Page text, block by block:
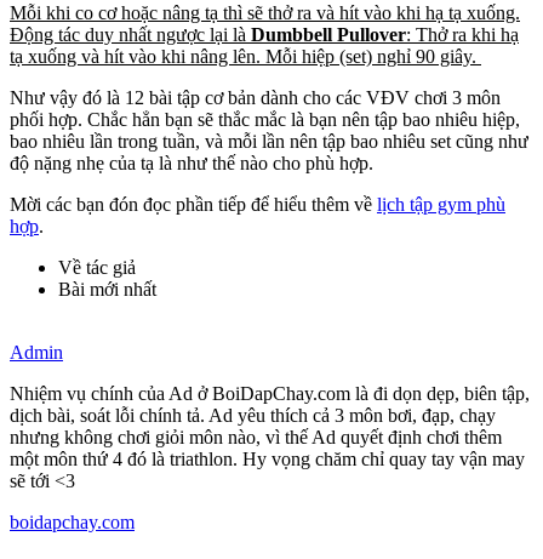
Mỗi khi co cơ hoặc nâng tạ thì sẽ thở ra và hít vào khi hạ tạ xuống.
Động tác duy nhất ngược lại là Dumbbell Pullover: Thở ra khi hạ
tạ xuống và hít vào khi nâng lên. Mỗi hiệp (set) nghỉ 90 giây.
Như vậy đó là 12 bài tập cơ bản dành cho các VĐV chơi 3 môn
phối hợp. Chắc hẳn bạn sẽ thắc mắc là bạn nên tập bao nhiêu hiệp,
bao nhiêu lần trong tuần, và mỗi lần nên tập bao nhiêu set cũng như
độ nặng nhẹ của tạ là như thế nào cho phù hợp.
Mời các bạn đón đọc phần tiếp để hiểu thêm về lịch tập gym phù
hợp.
Về tác giả
Bài mới nhất
Admin
Nhiệm vụ chính của Ad ở BoiDapChay.com là đi dọn dẹp, biên tập,
dịch bài, soát lỗi chính tả. Ad yêu thích cả 3 môn bơi, đạp, chạy
nhưng không chơi giỏi môn nào, vì thế Ad quyết định chơi thêm
một môn thứ 4 đó là triathlon. Hy vọng chăm chỉ quay tay vận may
sẽ tới <3
boidapchay.com